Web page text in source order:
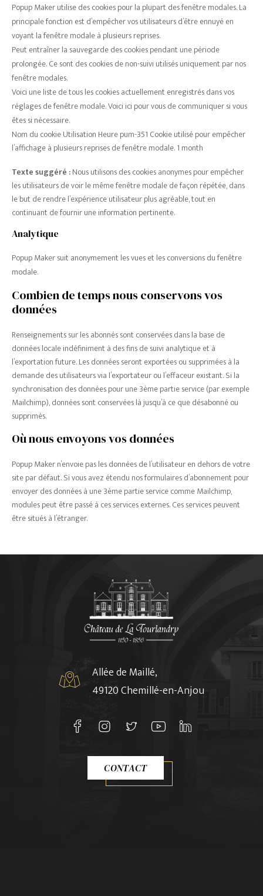
Popup Maker utilise des cookies pour la plupart des fenêtre modales. La
principale fonction est d’empêcher vos utilisateurs d’être ennuyé en
voyant la fenêtre modale à plusieurs reprises.
Peut entraîner la sauvegarde des cookies pendant une période
prolongée. Ce sont des cookies de non-suivi utilisés uniquement par nos
fenêtre modales.
Voici une liste de tous les cookies actuellement enregistrés dans vos
réglages de fenêtre modale. Voici ici pour vous de communiquer si vous
êtes si nécessaire.
Nom du cookie Utilisation Heure pum-351 Cookie utilisé pour empêcher
l’affichage à plusieurs reprises de fenêtre modale. 1 month
Texte suggéré :Nous utilisons des cookies anonymes pour empêcher
les utilisateurs de voir le même fenêtre modale de façon répétée, dans
le but de rendre l’expérience utilisateur plus agréable, tout en
continuant de fournir une information pertinente.
Analytique
Popup Maker suit anonymement les vues et les conversions du fenêtre
modale.
Combien de temps nous conservons vos
données
Renseignements sur les abonnés sont conservées dans la base de
données locale indéfiniment à des fins de suivi analytique et à
l’exportation future. Les données seront exportées ou supprimées à la
demande des utilisateurs via l’exportateur ou l’effaceur existant. Si la
synchronisation des données pour une 3ème partie service (par exemple
Mailchimp), données sont conservées là jusqu’à ce que désabonné ou
supprimés.
Où nous envoyons vos données
Popup Maker n’envoie pas les données de l’utilisateur en dehors de votre
site par défaut. Si vous avez étendu nos formulaires d’abonnement pour
envoyer des données à une 3ème partie service comme Mailchimp,
modules peut être passé à ces services externes. Ces services peuvent
être situés à l’étranger.
Allée de Maillé,
49120 Chemillé-en-Anjou
CONTACT